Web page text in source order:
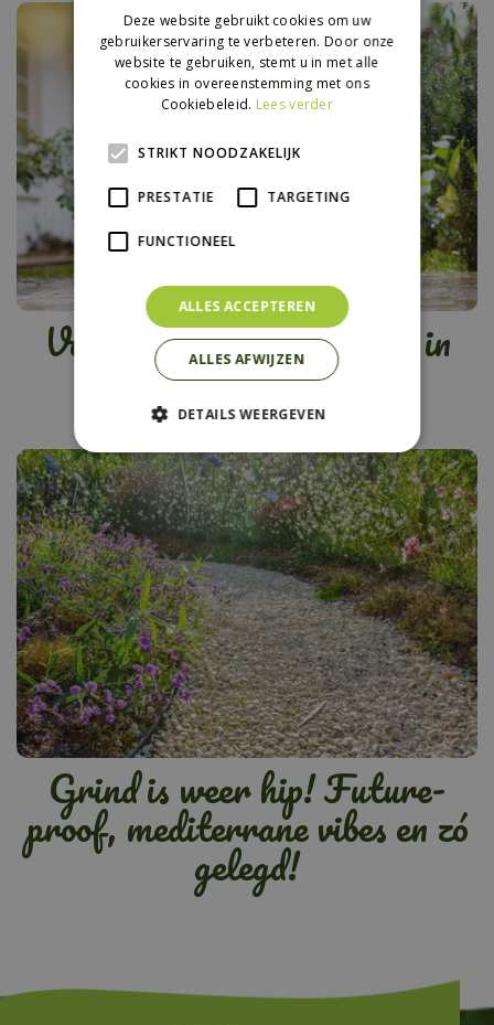
Vakantietips (met kids) in
eigen tuin
Grind is weer hip! Future-
proof, mediterrane vibes en zó
gelegd!
Deze website gebruikt cookies om uw
gebruikerservaring te verbeteren. Door onze
website te gebruiken, stemt u in met alle
cookies in overeenstemming met ons
Cookiebeleid. Lees verder
STRIKT NOODZAKELIJK
PRESTATIE TARGETING
FUNCTIONEEL
ALLES ACCEPTEREN
ALLES AFWIJZEN
DETAILS WEERGEVEN